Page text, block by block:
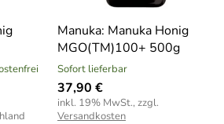
Manuka: Manuka Honig
MGO(TM)100+ 500g
Sofort lieferbar
37,90 €
inkl. 19% MwSt., zzgl.
Versandkosten